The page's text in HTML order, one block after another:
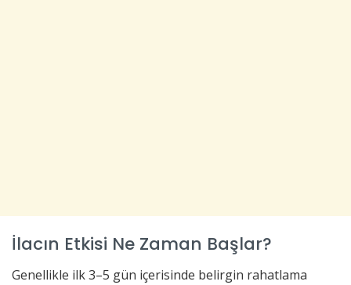
İlacın Etkisi Ne Zaman Başlar?
Genellikle ilk 3–5 gün içerisinde belirgin rahatlama